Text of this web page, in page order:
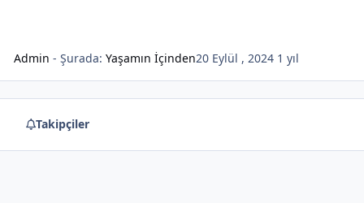
Admin - Şurada: Yaşamın İçinden20 Eylül , 2024 1 yıl
Takipçiler